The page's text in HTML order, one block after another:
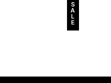
S
A
L
E